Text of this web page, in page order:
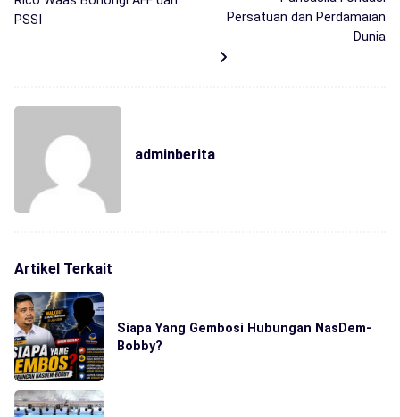
PSSI
Persatuan dan Perdamaian
Dunia
adminberita
Artikel Terkait
Siapa Yang Gembosi Hubungan NasDem-
Bobby?